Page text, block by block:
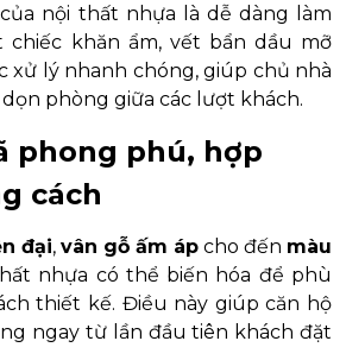
nội thất nhựa là dễ dàng làm
chiếc khăn ẩm, vết bẩn dầu mỡ
xử lý nhanh chóng, giúp chủ nhà
phòng giữa các lượt khách.
phong phú, hợp
cách
đại, vân gỗ ấm áp cho đến màu
nhựa có thể biến hóa để phù
thiết kế. Điều này giúp căn hộ
ngay từ lần đầu tiên khách đặt